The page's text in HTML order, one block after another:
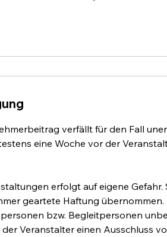
verfällt für den Fall
eine Woche vor der
erfolgt auf eigene Gefahr.
geartete Haftung übernommen.
bzw. Begleitpersonen
Veranstalter einen Ausschluss